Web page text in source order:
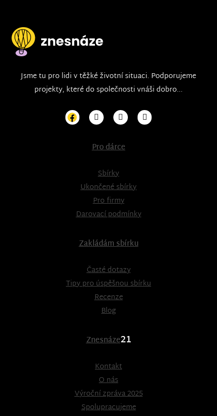
Jsme tu pro lidi v těžké životní situaci. Podporujeme
projekty, které do společnosti vnáši dobro...
Pro dárce
Sbírky
Ukončené sbírky
Pro firmy
Darovací podmínky
Zakládám sbírku
Časté dotazy
Tipy pro úspěšnou sbírku
Recenze
Blog
Znesnáze21
Kontakt
O nás
Výroční zpráva 2025
Spolupracujeme